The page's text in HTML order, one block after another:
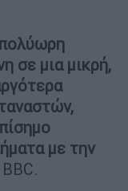
σε μια μικρή,
με την